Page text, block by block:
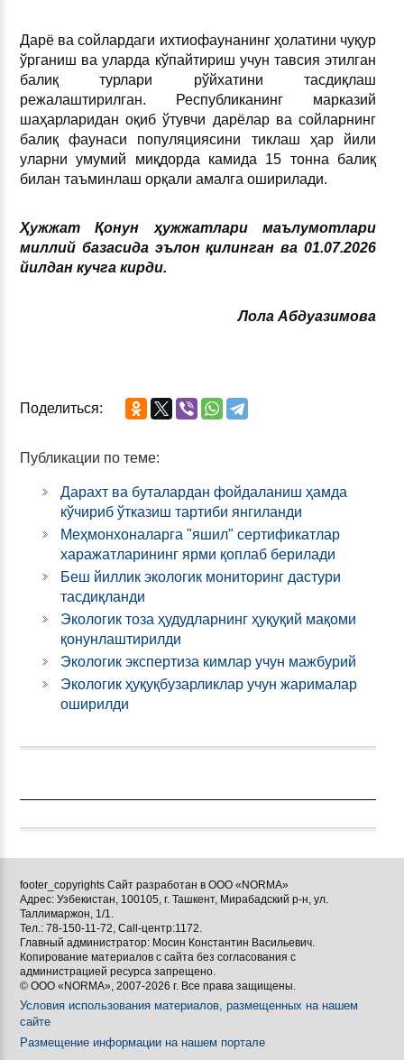
Дарё ва сойлардаги ихтиофаунанинг ҳолатини чуқур
ўрганиш ва уларда кўпайтириш учун тавсия этилган
балиқ турлари рўйхатини тасдиқлаш
режалаштирилган. Республиканинг марказий
шаҳарларидан оқиб ўтувчи дарёлар ва сойларнинг
балиқ фаунаси популяциясини тиклаш ҳар йили
уларни умумий миқдорда камида 15 тонна балиқ
билан таъминлаш орқали амалга оширилади.
Ҳужжат Қонун ҳужжатлари маълумотлари
миллий базасида эълон қилинган ва 01.07.2026
йилдан кучга кирди.
Лола Абдуазимова
Поделиться:
Публикации по теме:
Дарахт ва буталардан фойдаланиш ҳамда
кўчириб ўтказиш тартиби янгиланди
Меҳмонхоналарга "яшил" сертификатлар
харажатларининг ярми қоплаб берилади
Беш йиллик экологик мониторинг дастури
тасдиқланди
Экологик тоза ҳудудларнинг ҳуқуқий мақоми
қонунлаштирилди
Экологик экспертиза кимлар учун мажбурий
Экологик ҳуқуқбузарликлар учун жарималар
оширилди
footer_copyrights Сайт разработан в ООО «NORMA»
Адрес: Узбекистан, 100105, г. Ташкент, Мирабадский р-н, ул.
Таллимаржон, 1/1.
Тел.: 78-150-11-72, Call-центр:1172.
Главный администратор: Мосин Константин Васильевич.
Копирование материалов с сайта без согласования с
администрацией ресурса запрещено.
© ООО «NORMA», 2007-2026 г. Все права защищены.
Условия использования материалов, размещенных на нашем
сайте
Размещение информации на нашем портале